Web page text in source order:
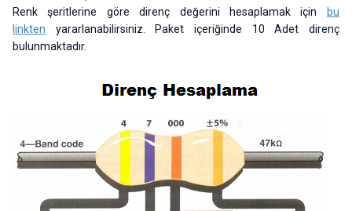
Renk şeritlerine göre direnç değerini hesaplamak için
bu
linkten yararlanabilirsiniz. Paket içeriğinde 10 Adet direnç
bulunmaktadır.